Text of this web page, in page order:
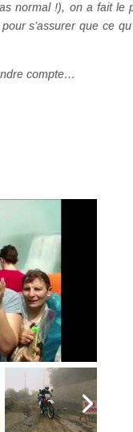
normal !), on a fait le
s’assurer que ce
compte…